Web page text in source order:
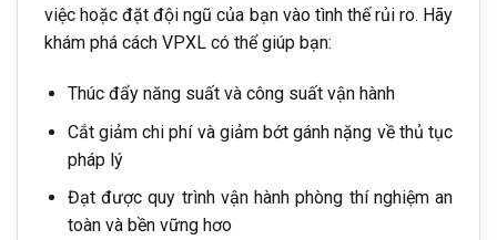
việc hoặc đặt đội ngũ của bạn vào tình thế rủi ro. Hãy
khám phá cách VPXL có thể giúp bạn:
Thúc đẩy năng suất và công suất vận hành
Cắt giảm chi phí và giảm bớt gánh nặng về thủ tục
pháp lý
Đạt được quy trình vận hành phòng thí nghiệm an
toàn và bền vững hơo